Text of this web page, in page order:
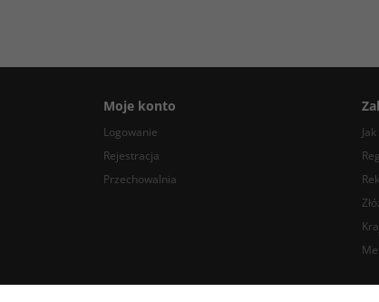
Moje konto
Logowanie
Rejestracja
Przechowalnia